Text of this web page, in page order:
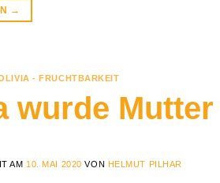
→
- FRUCHTBARKEIT
wurde Mutter
AM 10. MAI 2020 VON HELMUT PILHAR